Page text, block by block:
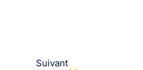
Suivant